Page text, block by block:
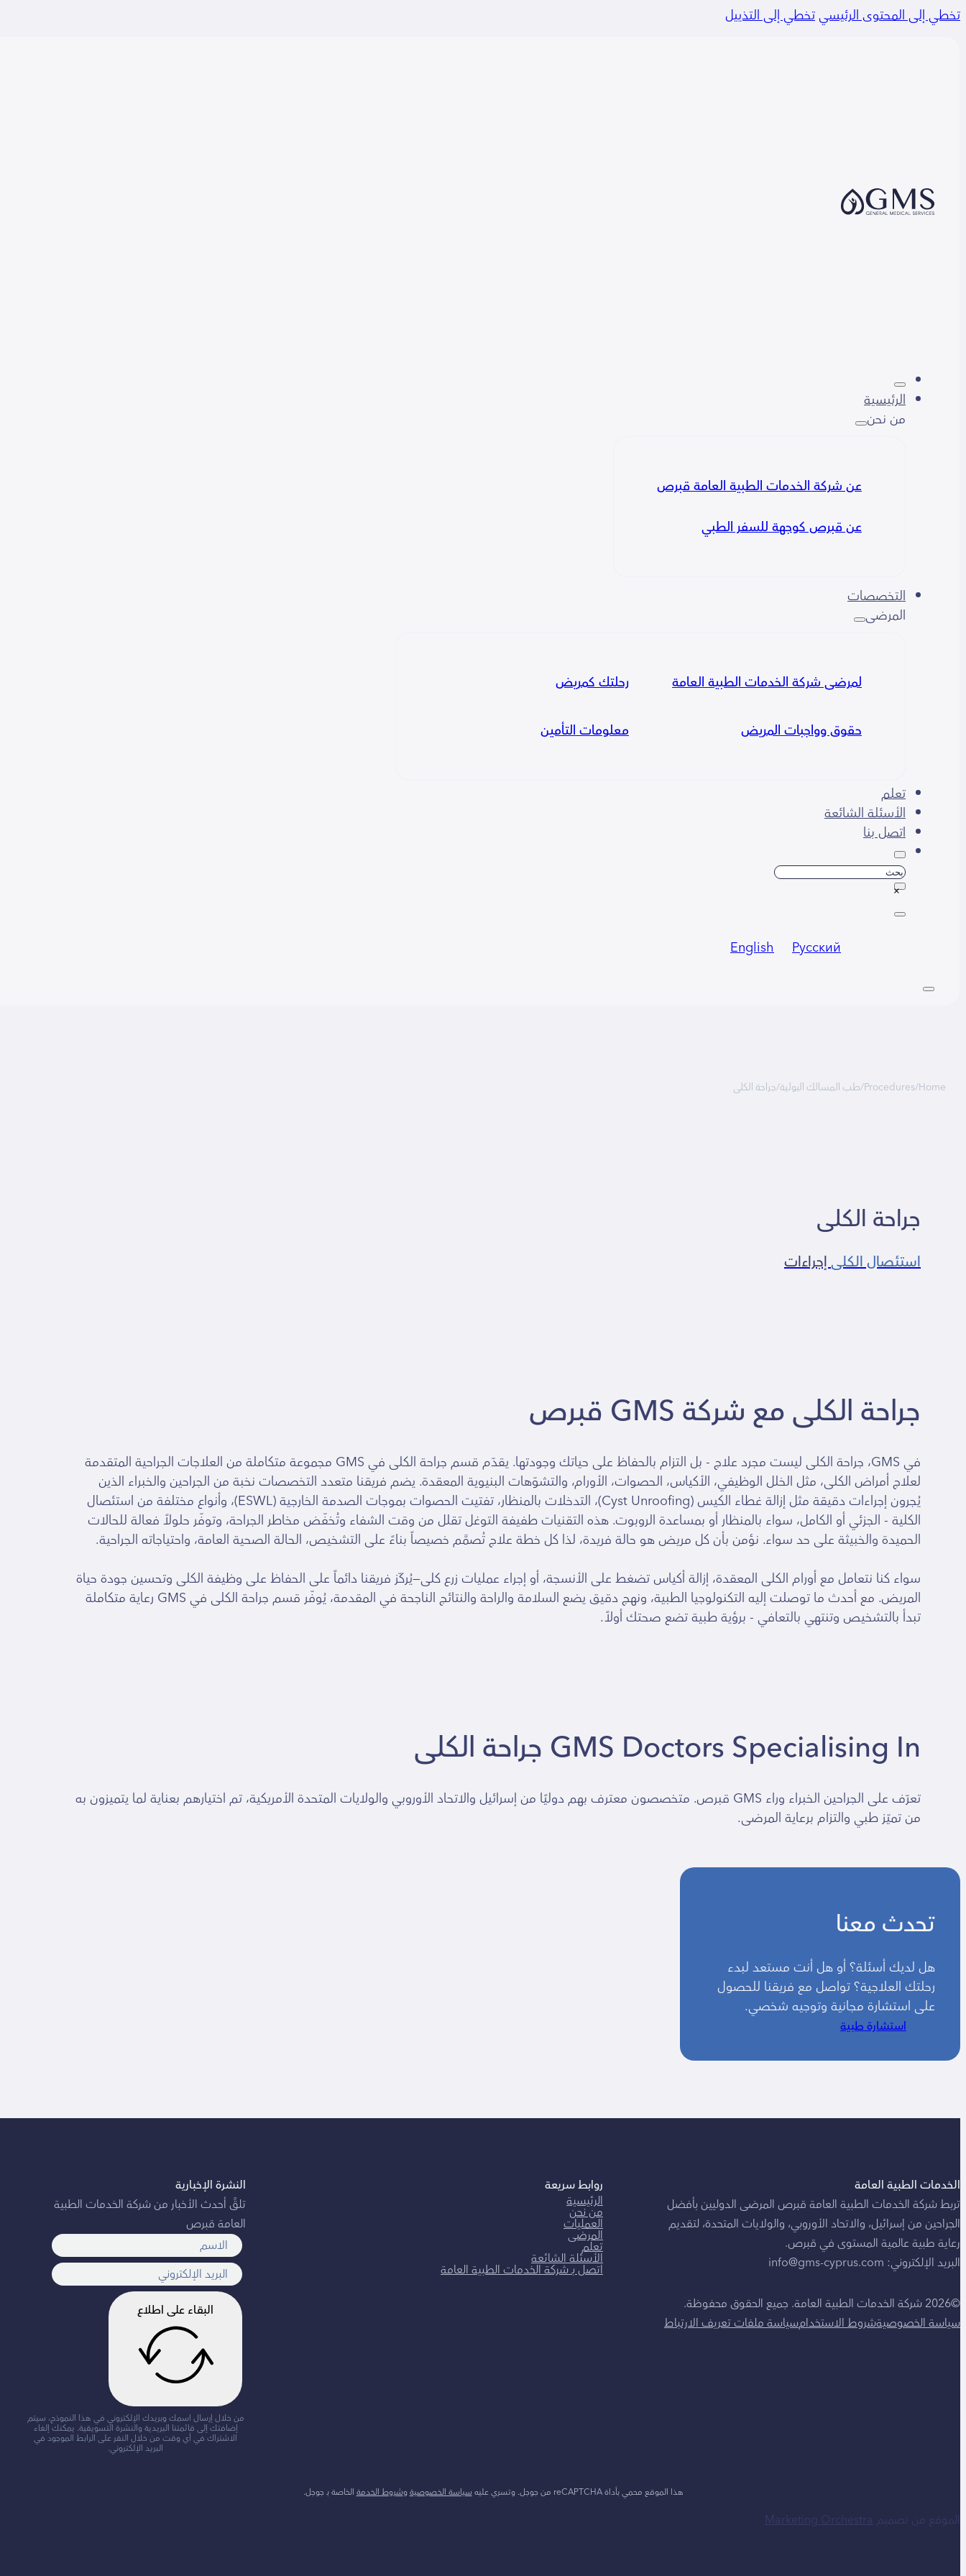
تخطي إلى المحتوى الرئيسيتخطي إلى التذييل
الرئيسية
من نحن
عن شركة الخدمات الطبية العامة قبرص
عن قبرص كوجهة للسفر الطبي
التخصصات
المرضى
لمرضى شركة الخدمات الطبية العامة رحلتك كمريض
حقوق وواجبات المريض معلومات التأمين
تعلم
الأسئلة الشائعة
اتصل بنا
بحث
×
Русский
English
Home
/
Procedures
/طب المسالك البولية/جراحة الكلى
جراحة الكلى
استئصال الكلىإجراءات
جراحة الكلى مع شركة GMS قبرص
في GMS، جراحة الكلى ليست مجرد علاج - بل التزام بالحفاظ على حياتك وجودتها. يقدّم قسم جراحة الكلى في GMS مجموعة متكاملة من العلاجات الجراحية المتقدمة
لعلاج أمراض الكلى، مثل الخلل الوظيفي، الأكياس، الحصوات، الأورام، والتشوّهات البنيوية المعقدة. يضم فريقنا متعدد التخصصات نخبة من الجراحين والخبراء الذين
يُجرون إجراءات دقيقة مثل إزالة غطاء الكيس (Cyst Unroofing)، التدخلات بالمنظار، تفتيت الحصوات بموجات الصدمة الخارجية (ESWL)، وأنواع مختلفة من استئصال
الكلية - الجزئي أو الكامل، سواء بالمنظار أو بمساعدة الروبوت. هذه التقنيات طفيفة التوغل تقلل من وقت الشفاء وتُخفّض مخاطر الجراحة، وتوفّر حلولاً فعالة للحالات
الحميدة والخبيثة على حد سواء. نؤمن بأن كل مريض هو حالة فريدة، لذا كل خطة علاج تُصمَّم خصيصاً بناءً على التشخيص، الحالة الصحية العامة، واحتياجاته الجراحية.
سواء كنا نتعامل مع أورام الكلى المعقدة، إزالة أكياس تضغط على الأنسجة، أو إجراء عمليات زرع كلى—يُركّز فريقنا دائماً على الحفاظ على وظيفة الكلى وتحسين جودة حياة
المريض. مع أحدث ما توصلت إليه التكنولوجيا الطبية، ونهج دقيق يضع السلامة والراحة والنتائج الناجحة في المقدمة، يُوفّر قسم جراحة الكلى في GMS رعاية متكاملة
تبدأ بالتشخيص وتنتهي بالتعافي - برؤية طبية تضع صحتك أولاً.
GMS Doctors Specialising In جراحة الكلى
تعرّف على الجراحين الخبراء وراء GMS قبرص. متخصصون معترف بهم دوليًا من إسرائيل والاتحاد الأوروبي والولايات المتحدة الأمريكية، تم اختيارهم بعناية لما يتميزون به
من تميّز طبي والتزام برعاية المرضى.
تحدث معنا
هل لديك أسئلة؟ أو هل أنت مستعد لبدء
رحلتك العلاجية؟ تواصل مع فريقنا للحصول
على استشارة مجانية وتوجيه شخصي.
استشارة طبية
الخدمات الطبية العامة
تربط شركة الخدمات الطبية العامة قبرص المرضى الدوليين بأفضل
الجراحين من إسرائيل، والاتحاد الأوروبي، والولايات المتحدة، لتقديم
رعاية طبية عالمية المستوى في قبرص.
البريد الإلكتروني: info@gms-cyprus.com
©2026 شركة الخدمات الطبية العامة. جميع الحقوق محفوظة.
سياسة الخصوصيةشروط الاستخدامسياسة ملفات تعريف الارتباط
روابط سريعة
الرئيسية
من نحن
العمليات
المرضى
تعلم
الأسئلة الشائعة
اتصل بـ شركة الخدمات الطبية العامة
النشرة الإخبارية
تلقَّ أحدث الأخبار من شركة الخدمات الطبية
العامة قبرص
البقاء على اطلاع
من خلال إرسال اسمك وبريدك الإلكتروني في هذا النموذج، سيتم
إضافتك إلى قائمتنا البريدية والنشرة التسويقية. يمكنك إلغاء
الاشتراك في أي وقت من خلال النقر على الرابط الموجود في
البريد الإلكتروني.
هذا الموقع محمي بأداة reCAPTCHA من جوجل. وتسري عليه سياسة الخصوصيةوشروط الخدمةالخاصة بـ جوجل.
الموقع من تصميمMarketing Orchestra